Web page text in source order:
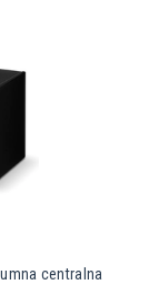
centralna